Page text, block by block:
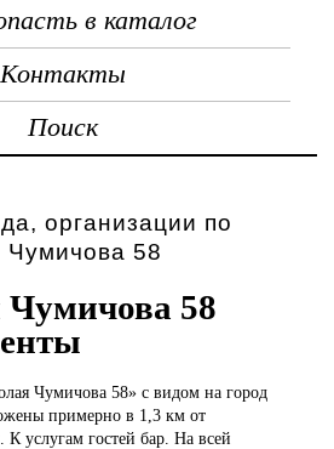
в каталог
Контакты
Поиск
организации по
Чумичова 58
58
Чумичова 58» с видом на город
примерно в 1,3 км от
услугам гостей бар. На всей